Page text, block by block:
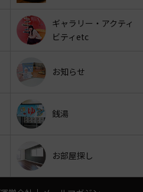
ギャラリー・アクティ
ビティetc
お知らせ
銭湯
お部屋探し